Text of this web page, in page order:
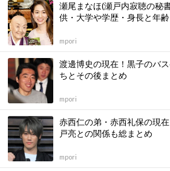
瀬尾まなほ(瀬戸内寂聴の秘
供・大学や学歴・身長と年
mpori
渡邊博史の現在！黒子のバ
ちとその後まとめ
mpori
赤西仁の弟・赤西礼保の現
戸亮との関係も総まとめ
mpori